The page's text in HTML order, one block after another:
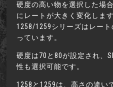
硬度の高い物を選択した場
にレートが大きく変化しま
1258/1259シリーズはレー
っています。
硬度は70と80が設定され、
性も選択可能です。
1258と1259は、高さの違い